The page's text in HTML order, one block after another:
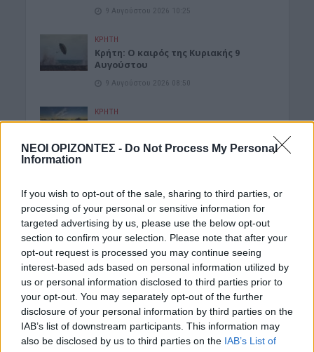
ΝΕΟΙ ΟΡΙΖΟΝΤΕΣ - Do Not Process My Personal
Information
If you wish to opt-out of the sale, sharing to third parties, or
processing of your personal or sensitive information for
targeted advertising by us, please use the below opt-out
section to confirm your selection. Please note that after your
opt-out request is processed you may continue seeing
interest-based ads based on personal information utilized by
us or personal information disclosed to third parties prior to
your opt-out. You may separately opt-out of the further
disclosure of your personal information by third parties on the
IAB’s list of downstream participants. This information may
also be disclosed by us to third parties on the IAB’s List of
9 Αυγούστου 2026 10:25
ΚΡΗΤΗ
Κρήτη: Ο καιρός της Κυριακής 9
Αυγούστου
9 Αυγούστου 2026 08:50
ΚΡΗΤΗ
Καύσωνας και ξηρασία “χτυπούν” την
9 Αυγούστου 2026 08:45
Τραγωδία στον Κάβρο Χανίων – Νεκρή
62χρονη τουρίστρια στη θάλασσα
9 Αυγούστου 2026 08:35
ΕΝΔΙΑΦΕΡΟΝΤΑ
Τα ζώδια της Κυριακής 9 Αυγούστου
9 Αυγούστου 2026 08:22
ΜΑΤΙΕΣ ΣΤΟ ΠΑΡΕΛΘΟΝ • ΠΟΛΙΤΙΚΗ
Έλληνες πρωθυπουργοί που
«έφυγαν» πάμφτωχοι